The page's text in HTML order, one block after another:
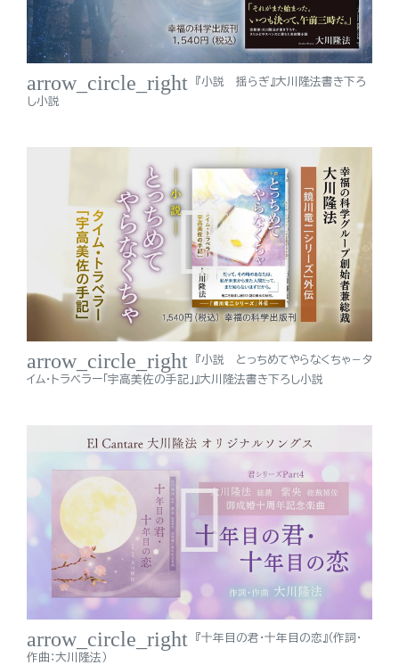
arrow_circle_right
『小説 揺らぎ』大川隆法書き下ろ
し小説
arrow_circle_right
『小説 とっちめてやらなくちゃ－タ
イム・トラベラー「宇高美佐の手記」』大川隆法書き下ろし小説
arrow_circle_right
『十年目の君・十年目の恋』（作詞・
作曲：大川隆法）